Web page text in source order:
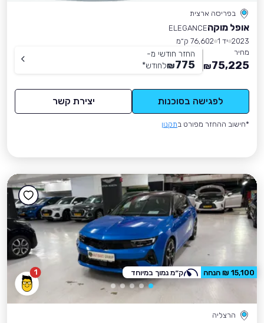
בפריסה ארצית
אופל מוקהELEGANCE
2023 יד 1
76,602 ק״מ
מחיר
75,225
₪
החזר חודשי מ-
775
₪לחודש*
לפגישה בסוכנות יצירת קשר
*חישוב ההחזר מפורט בתקנון
1
הרצליה
15,100 ₪ הנחה ק״מ נמוך במיוחד